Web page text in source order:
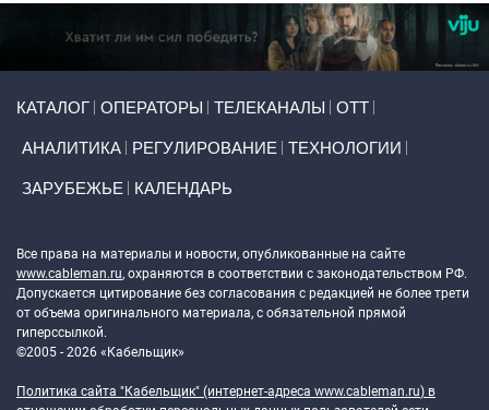
КАТАЛОГ ОПЕРАТОРЫ ТЕЛЕКАНАЛЫ ОТТ
АНАЛИТИКА РЕГУЛИРОВАНИЕ ТЕХНОЛОГИИ
ЗАРУБЕЖЬЕ КАЛЕНДАРЬ
Все права на материалы и новости, опубликованные на сайте
www.cableman.ru, охраняются в соответствии с законодательством РФ.
Допускается цитирование без согласования с редакцией не более трети
от объема оригинального материала, с обязательной прямой
гиперссылкой.
©2005 - 2026 «Кабельщик»
Политика сайта "Кабельщик" (интернет-адреса www.cableman.ru) в